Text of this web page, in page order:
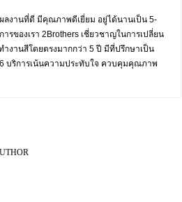
ลงานที่ดี มีคุณภาพดีเยี่ยม อยู่ได้นานเป็น 5-
รของเรา 2Brothers เชี่ยวชาญในการเปลี่ยน
งานสีโดยตรงมากกว่า 5 ปี มีที่ปรึกษาเป็น
บริการเน้นความประทับใจ ควบคุมคุณภาพ